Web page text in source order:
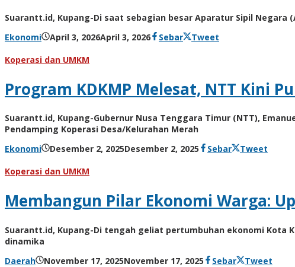
Suarantt.id, Kupang-Di saat sebagian besar Aparatur Sipil Negara
Ekonomi
April 3, 2026April 3, 2026olehSebar
Tweet
Koperasi dan UMKM
Program KDKMP Melesat, NTT Kini
Suarantt.id, Kupang-Gubernur Nusa Tenggara Timur (NTT),
Pendamping Koperasi Desa/Kelurahan Merah
Ekonomi
Desember 2, 2025Desember 2, 2025 olehSebar
Tweet
Koperasi dan UMKM
Membangun Pilar Ekonomi Warga:
Suarantt.id, Kupang-Di tengah geliat pertumbuhan ekonomi Kota
dinamika
Daerah
November 17, 2025November 17, 2025 olehSebar
Tweet